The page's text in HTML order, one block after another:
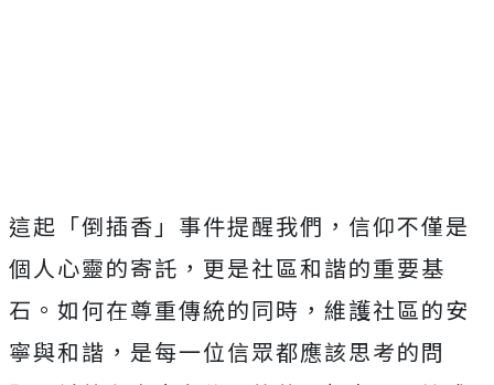
這起「倒插香」事件提醒我們，信仰不僅是
個人心靈的寄託，更是社區和諧的重要基
石。如何在尊重傳統的同時，維護社區的安
寧與和諧，是每一位信眾都應該思考的問